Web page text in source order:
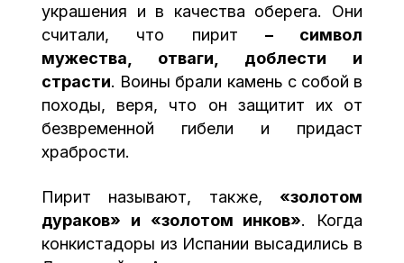
украшения и в качества оберега. Они
считали, что пирит – символ
мужества, отваги, доблести и
страсти. Воины брали камень с собой в
походы, веря, что он защитит их от
безвременной гибели и придаст
храбрости.
Пирит называют, также, «золотом
дураков» и «золотом инков». Когда
конкистадоры из Испании высадились в